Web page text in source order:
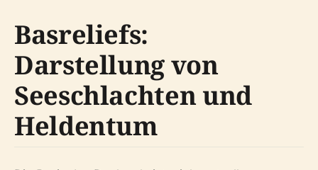
Basreliefs:
Darstellung von
Seeschlachten und
Heldentum